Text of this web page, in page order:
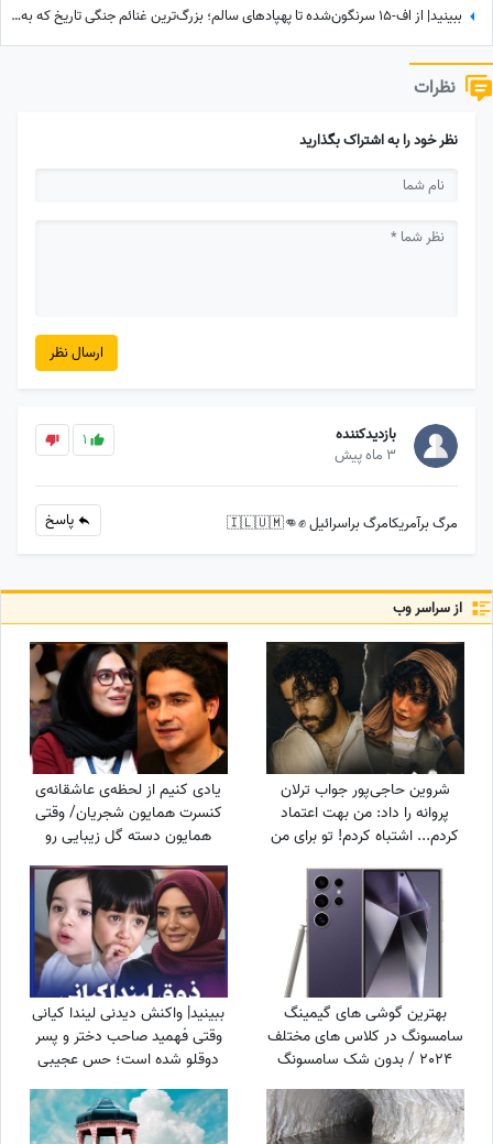
ببینید| از اف-15 سرنگون‌شده تا پهپادهای سالم؛ بزرگ‌ترین غنائم جنگی تاریخ که به دست ایران رسید!
نظرات
نظر خود را به اشتراک بگذارید
ارسال نظر
بازدیدکننده
3 ماه پیش
1
مرگ برآمریکامرگ براسرائیل ✊️👊🇮🇱🇺🇲 پاسخ
از سراسر وب
شروین حاجی‌پور جواب ترلان
پروانه را داد: من بهت اعتماد
کردم... اشتباه کردم! تو برای من
یادی کنیم از لحظه‌ی عاشقانه‌ی
کنسرت همایون شجریان/ وقتی
همایون دسته گل زیبایی رو
تقدیم میکنه به سحر
دولت‌شاهی/ چه تیپ مینیمال و
شیکی زده سحر خانم!
بهترین گوشی های گیمینگ
سامسونگ در کلاس های مختلف
2024 / بدون شک سامسونگ
S24 Ultra در حال حاضر
قدرتمندترین گوشی سامسونگ
برای گیمینگ در بازار است
ببینید| واکنش دیدنی لیندا کیانی
وقتی فهمید صاحب دختر و پسر
دوقلو شده است؛ حس عجیبی
داشتم چون فهمیدم پسرم یه...